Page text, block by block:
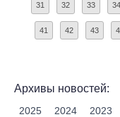
31 32 33 34
41 42 43
Архивы новостей:
2025 2024 2023